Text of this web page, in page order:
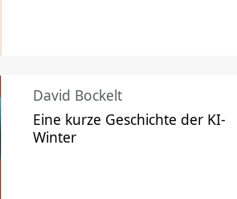
David Bockelt
Eine kurze Geschichte der KI-
Winter